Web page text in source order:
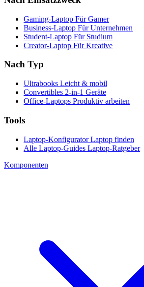
Gaming-Laptop Für Gamer
Business-Laptop Für Unternehmen
Student-Laptop Für Studium
Creator-Laptop Für Kreative
Nach Typ
Ultrabooks Leicht & mobil
Convertibles 2-in-1 Geräte
Office-Laptops Produktiv arbeiten
Tools
Laptop-KonfiguratorLaptop finden
Alle Laptop-Guides Laptop-Ratgeber
Komponenten